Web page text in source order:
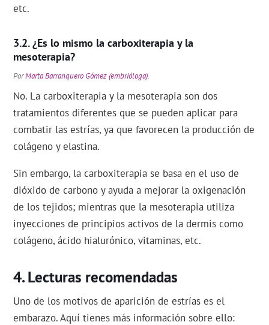
etc.
¿Es lo mismo la carboxiterapia y la
mesoterapia?
PorMarta Barranquero Gómez (embrióloga).
No. La carboxiterapia y la mesoterapia son dos
tratamientos diferentes que se pueden aplicar para
combatir las estrías, ya que favorecen la producción de
colágeno y elastina.
Sin embargo, la carboxiterapia se basa en el uso de
dióxido de carbono y ayuda a mejorar la oxigenación
de los tejidos; mientras que la mesoterapia utiliza
inyecciones de principios activos de la dermis como
colágeno, ácido hialurónico, vitaminas, etc.
Lecturas recomendadas
Uno de los motivos de aparición de estrías es el
embarazo. Aquí tienes más información sobre ello: